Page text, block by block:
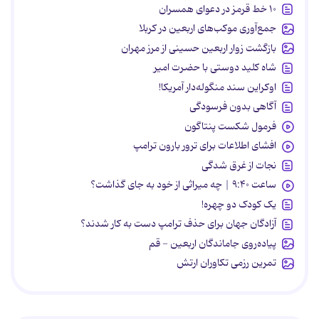
۱۰ خط قرمز در دعوای همسران
جمع‌آوری موکب‌های اربعین در کربلا
بازگشت زوار اربعین حسینی از مرز مهران
شاه کلید دوستی با حضرت امیر
اوکراین سند منگوله‌دار آمریکا!
آگاهی بدون فرسودگی
فرمول شکست پنتاگون
افشای اطلاعات برای ترور بارون ترامپ
نجات از غرق شدگی
ساعت ۹:۴۰ | چه میراثی از خود به جای گذاشت؟
یک کودک دو چهره!
آزادگان جهان برای حذف ترامپ دست به کار شدند؟
پیاده‌روی جاماندگان اربعین - قم
تمرین رزمی تکاوران ارتش